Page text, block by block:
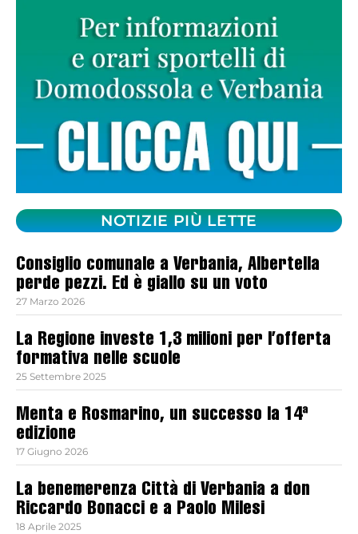
NOTIZIE PIÙ LETTE
Consiglio comunale a Verbania, Albertella
perde pezzi. Ed è giallo su un voto
27 Marzo 2026
La Regione investe 1,3 milioni per l’offerta
formativa nelle scuole
25 Settembre 2025
Menta e Rosmarino, un successo la 14ª
edizione
17 Giugno 2026
La benemerenza Città di Verbania a don
Riccardo Bonacci e a Paolo Milesi
18 Aprile 2025